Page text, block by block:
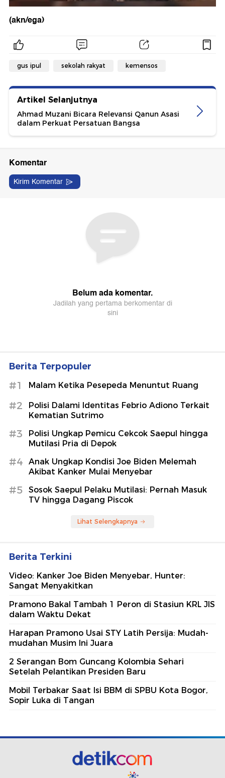
(akn/ega)
gus ipul sekolah rakyat kemensos
Artikel Selanjutnya
Ahmad Muzani Bicara Relevansi Qanun Asasi
dalam Perkuat Persatuan Bangsa
Berita Terpopuler
#1 Malam Ketika Pesepeda Menuntut Ruang
#2
Polisi Dalami Identitas Febrio Adiono Terkait
Kematian Sutrimo
#3
Polisi Ungkap Pemicu Cekcok Saepul hingga
Mutilasi Pria di Depok
#4
Anak Ungkap Kondisi Joe Biden Melemah
Akibat Kanker Mulai Menyebar
#5
Sosok Saepul Pelaku Mutilasi: Pernah Masuk
TV hingga Dagang Piscok
Lihat Selengkapnya
Berita Terkini
Video: Kanker Joe Biden Menyebar, Hunter:
Sangat Menyakitkan
Pramono Bakal Tambah 1 Peron di Stasiun KRL JIS
dalam Waktu Dekat
Harapan Pramono Usai STY Latih Persija: Mudah-
mudahan Musim Ini Juara
2 Serangan Bom Guncang Kolombia Sehari
Setelah Pelantikan Presiden Baru
Mobil Terbakar Saat Isi BBM di SPBU Kota Bogor,
Sopir Luka di Tangan